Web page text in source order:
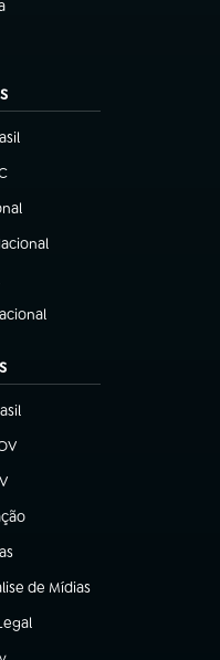
aba)
nova aba)
aba)
aba)
nova aba)
aba)
aba)
aba)
aba)
aba)
de Mídias
aba)